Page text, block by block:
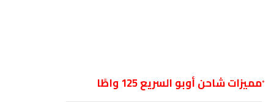
ْمميزات شاحن أوبو السريع 125 واطًا